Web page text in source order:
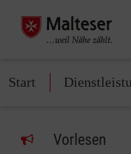
Start
Vorlesen